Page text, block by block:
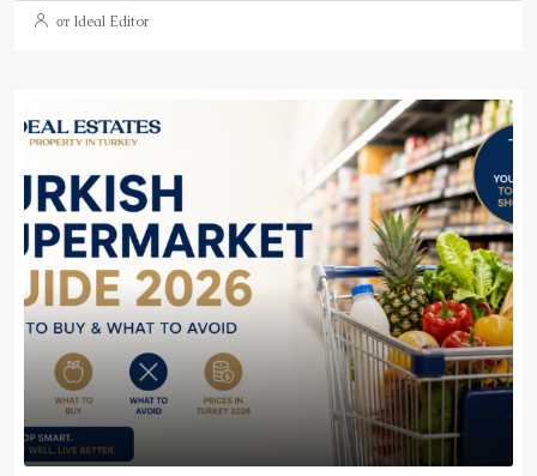
от Ideal Editor